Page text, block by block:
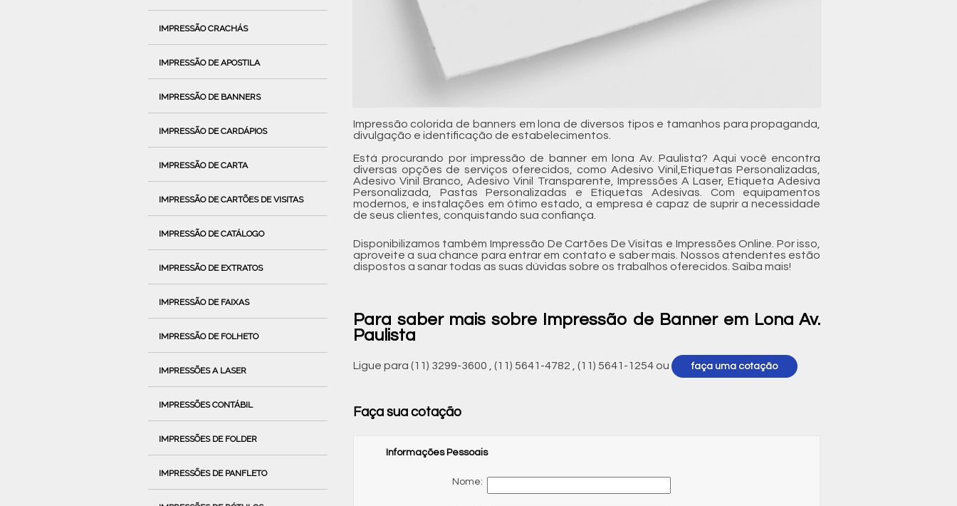
IMPRESSÃO CRACHÁS
IMPRESSÃO DE APOSTILA
IMPRESSÃO DE BANNERS
IMPRESSÃO DE CARDÁPIOS
IMPRESSÃO DE CARTA
IMPRESSÃO DE CARTÕES DE VISITAS
IMPRESSÃO DE CATÁLOGO
IMPRESSÃO DE EXTRATOS
IMPRESSÃO DE FAIXAS
IMPRESSÃO DE FOLHETO
IMPRESSÕES A LASER
IMPRESSÕES CONTÁBIL
IMPRESSÕES DE FOLDER
IMPRESSÕES DE PANFLETO
Impressão colorida de banners em lona de diversos tipos e tamanhos para propaganda,
divulgação e identificação de estabelecimentos.
Está procurando por impressão de banner em lona Av. Paulista? Aqui você encontra
diversas opções de serviços oferecidos, como Adesivo Vinil,Etiquetas Personalizadas,
Adesivo Vinil Branco, Adesivo Vinil Transparente, Impressões A Laser, Etiqueta Adesiva
Personalizada, Pastas Personalizadas e Etiquetas Adesivas. Com equipamentos
modernos, e instalações em ótimo estado, a empresa é capaz de suprir a necessidade
de seus clientes, conquistando sua confiança.
Disponibilizamos também Impressão De Cartões De Visitas e Impressões Online. Por isso,
aproveite a sua chance para entrar em contato e saber mais. Nossos atendentes estão
dispostos a sanar todas as suas dúvidas sobre os trabalhos oferecidos. Saiba mais!
Para saber mais sobre Impressão de Banner em Lona Av.
Paulista
Ligue para (11) 3299-3600 (11) 5641-4782 (11) 5641-1254 ou faça uma cotação
Faça sua cotação
Informações Pessoais
Nome: